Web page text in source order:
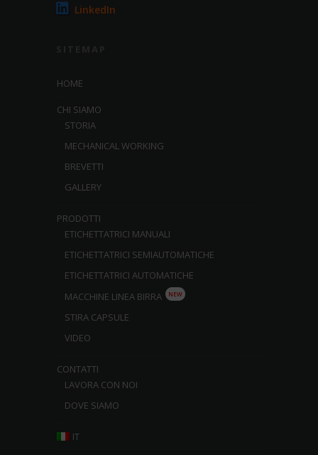
LinkedIn
HOME
CHI SIAMO
STORIA
MECHANICAL WORKING
BREVETTI
GALLERY
PRODOTTI
ETICHETTATRICI MANUALI
ETICHETTATRICI SEMIAUTOMATICHE
ETICHETTATRICI AUTOMATICHE
MACCHINE LINEA BIRRA
NEW
STIRA CAPSULE
VIDEO
CONTATTI
LAVORA CON NOI
DOVE SIAMO
IT